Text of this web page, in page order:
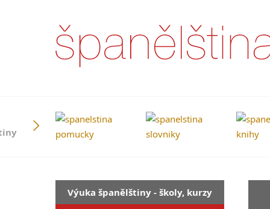
Výuka španělštiny - školy, kurzy